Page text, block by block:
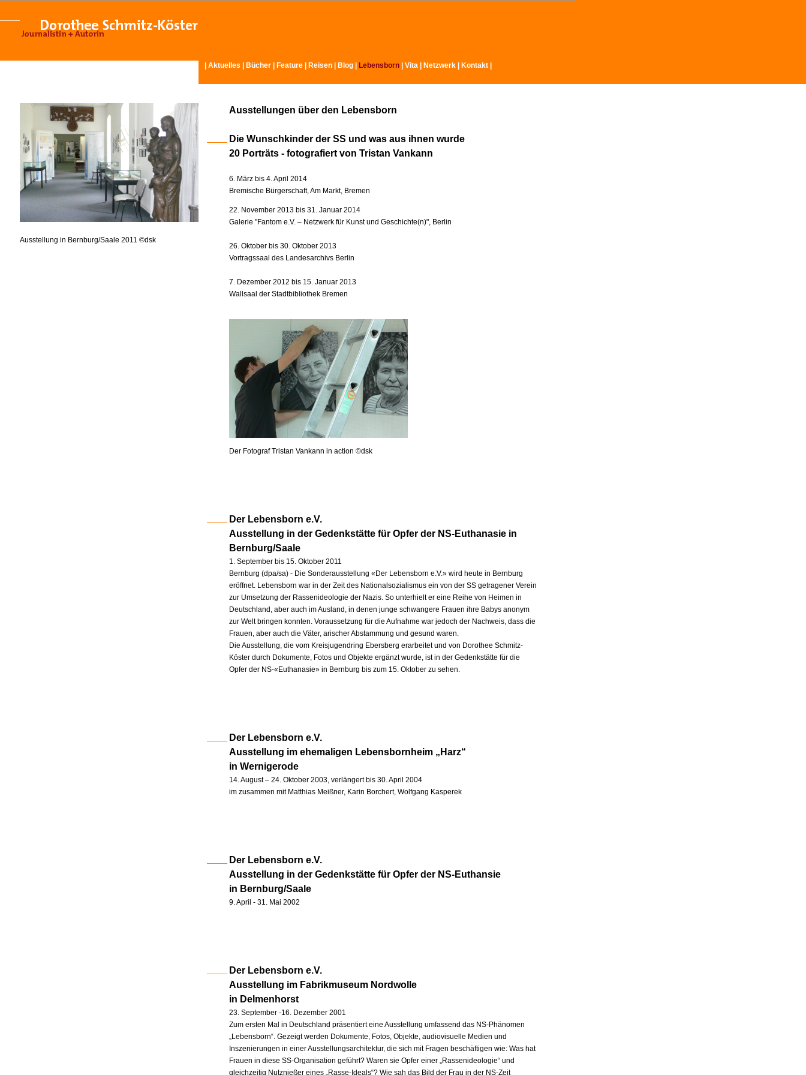
Aktuelles Bücher Feature Reisen Blog Lebensborn Vita Netzwerk Kontakt
Ausstellung in Bernburg/Saale 2011 ©dsk
Ausstellungen über den Lebensborn
Die Wunschkinder der SS und was aus ihnen wurde
20 Porträts - fotografiert von Tristan Vankann
6. März bis 4. April 2014
Bremische Bürgerschaft, Am Markt, Bremen
22. November 2013 bis 31. Januar 2014
Galerie "Fantom e.V. – Netzwerk für Kunst und Geschichte(n)", Berlin
26. Oktober bis 30. Oktober 2013
Vortragssaal des Landesarchivs Berlin
7. Dezember 2012 bis 15. Januar 2013
Wallsaal der Stadtbibliothek Bremen
Der Fotograf Tristan Vankann in action ©dsk
Der Lebensborn e.V.
Ausstellung in der Gedenkstätte für Opfer der NS-Euthanasie in
Bernburg/Saale
1. September bis 15. Oktober 2011
Bernburg (dpa/sa) - Die Sonderausstellung «Der Lebensborn e.V.» wird heute in Bernburg
eröffnet. Lebensborn war in der Zeit des Nationalsozialismus ein von der SS getragener Verein
zur Umsetzung der Rassenideologie der Nazis. So unterhielt er eine Reihe von Heimen in
Deutschland, aber auch im Ausland, in denen junge schwangere Frauen ihre Babys anonym
zur Welt bringen konnten. Voraussetzung für die Aufnahme war jedoch der Nachweis, dass die
Frauen, aber auch die Väter, arischer Abstammung und gesund waren.
Die Ausstellung, die vom Kreisjugendring Ebersberg erarbeitet und von Dorothee Schmitz-
Köster durch Dokumente, Fotos und Objekte ergänzt wurde, ist in der Gedenkstätte für die
Opfer der NS-«Euthanasie» in Bernburg bis zum 15. Oktober zu sehen.
Der Lebensborn e.V.
Ausstellung im ehemaligen Lebensbornheim „Harz“
in Wernigerode
14. August – 24. Oktober 2003, verlängert bis 30. April 2004
im zusammen mit Matthias Meißner, Karin Borchert, Wolfgang Kasperek
Der Lebensborn e.V.
Ausstellung in der Gedenkstätte für Opfer der NS-Euthansie
in Bernburg/Saale
9. April - 31. Mai 2002
Der Lebensborn e.V.
Ausstellung im Fabrikmuseum Nordwolle
in Delmenhorst
23. September -16. Dezember 2001
Zum ersten Mal in Deutschland präsentiert eine Ausstellung umfassend das NS-Phänomen
„Lebensborn“. Gezeigt werden Dokumente, Fotos, Objekte, audiovisuelle Medien und
Inszenierungen in einer Ausstellungsarchitektur, die sich mit Fragen beschäftigen wie: Was hat
Frauen in diese SS-Organisation geführt? Waren sie Opfer einer „Rassenideologie“ und
gleichzeitig Nutznießer eines „Rasse-Ideals“? Wie sah das Bild der Frau in der NS-Zeit